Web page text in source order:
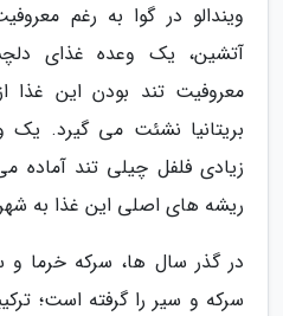
ویندالو در گوا به رغم
آتشین، یک وعده غذای
معروفیت تند بودن این غذا
بریتانیا نشئت می گیرد. یک
زیادی فلفل چیلی تند آماده
ریشه های اصلی این غذا به
در گذر سال ها، سرکه خرما
سرکه و سیر را گرفته است؛